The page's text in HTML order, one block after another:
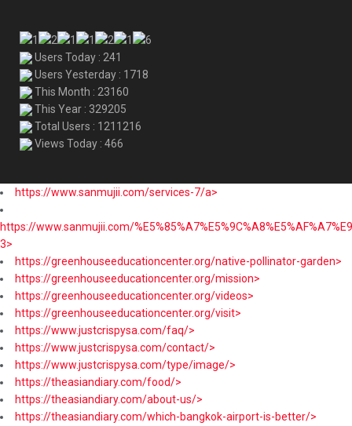
Users Today : 241
Users Yesterday : 1718
This Month : 23160
This Year : 329205
Total Users : 1211216
Views Today : 466
https://www.sanmujii.com/services-7/a>
https://www.sanmujii.com/
3>
https://greenhouseeducationcenter.org/native-pollinator-garden>
https://greenhouseeducationcenter.org/mission>
https://greenhouseeducationcenter.org/videos>
https://greenhouseeducationcenter.org/visit>
https://www.justcrispysa.com/faq/>
https://www.justcrispysa.com/contact/>
https://www.justcrispysa.com/type/image/>
https://theasiandiary.com/food/>
https://theasiandiary.com/about-us/>
https://theasiandiary.com/which-bangkok-airport-is-better/>